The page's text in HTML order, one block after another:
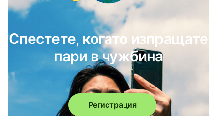
Спестете, когато изпращате
пари в чужбина
Регистрация